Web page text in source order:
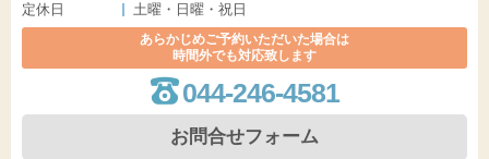
定休日
土曜・日曜・祝日
あらかじめご予約いただいた場合は
時間外でも対応致します
044-246-4581
お問合せフォーム